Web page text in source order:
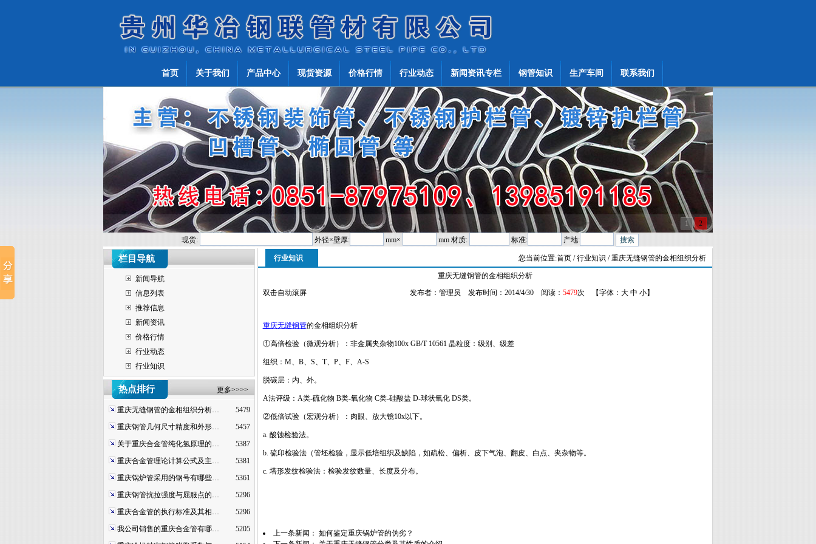
首页 关于我们 产品中心 现货资源 价格行情 行业动态 新闻资讯专栏 钢管知识 生产车间 联系我们
1
2
现货:
外径×壁厚: mm× mm 材质: 标准: 产地:
栏目导航
新闻导航
信息列表
推荐信息
新闻资讯
价格行情
行业动态
行业知识
热点排行 更多>>>>
重庆无缝钢管的金相组织分析…
5479
重庆钢管几何尺寸精度和外形…
5457
关于重庆合金管纯化氢原理的…
5387
重庆合金管理论计算公式及主…
5381
重庆锅炉管采用的钢号有哪些…
5361
重庆钢管抗拉强度与屈服点的…
5296
重庆合金管的执行标准及其相…
5296
我公司销售的重庆合金管有哪…
5205
行业知识 您当前位置:首页 / 行业知识 / 重庆无缝钢管的金相组织分析
重庆无缝钢管的金相组织分析
双击自动滚屏
发布者：管理员 发布时间：2014/4/30 阅读： 5479次 【字体： 大 中 小】
重庆无缝钢管的金相组织分析
①高倍检验（微观分析）：非金属夹杂物100x GB/T 10561 晶粒度：级别、级差
组织：M、B、S、T、P、F、A-S
脱碳层：内、外。
A法评级：A类-硫化物 B类-氧化物 C类-硅酸盐 D-球状氧化 DS类。
②低倍试验（宏观分析）：肉眼、放大镜10x以下。
a. 酸蚀检验法。
b. 硫印检验法（管坯检验，显示低培组织及缺陷，如疏松、偏析、皮下气泡、翻皮、白点、夹杂物等。
c. 塔形发纹检验法：检验发纹数量、长度及分布。
上一条新闻： 如何鉴定重庆锅炉管的伪劣？